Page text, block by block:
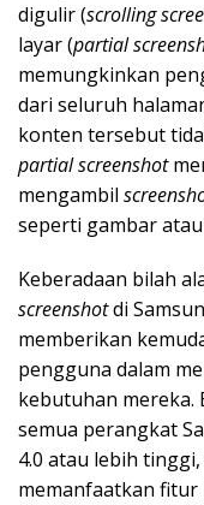
digulir (scrolling
layar (partial
memungkinkan
dari seluruh
konten tersebut
partial screenshot
mengambil
seperti gambar
Keberadaan bilah
screenshotdi
memberikan
pengguna dalam
kebutuhan mereka.
semua perangkat
4.0 atau lebih
memanfaatkan